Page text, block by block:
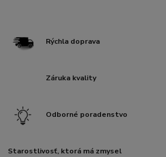
Rýchla doprava
Záruka kvality
Odborné poradenstvo
Starostlivosť, ktorá má zmysel